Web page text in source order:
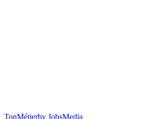
TonMétierby JobsMedia